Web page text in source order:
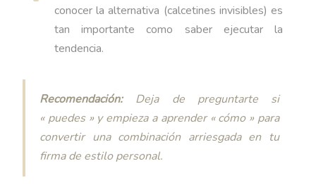
conocer la alternativa (calcetines invisibles) es
tan importante como saber ejecutar la
tendencia.
Recomendación:Deja de preguntarte si
« puedes » y empieza a aprender « cómo » para
convertir una combinación arriesgada en tu
firma de estilo personal.